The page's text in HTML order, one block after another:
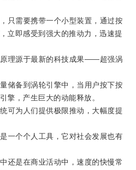
需要携带一个小型装置，通过按
立即感受到强大的推动力，迅速提
理源于最新的科技成果——超强涡
备到涡轮引擎中，当用户按下按
擎，产生巨大的动能释放。
为人们提供极限推动，大幅度提
个个人工具，它对社会发展也有
是在商业活动中，速度的快慢常